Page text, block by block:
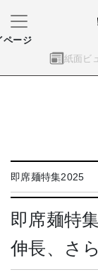
紙面ビ
ページ
即席麺特集2025
即席麺特
伸長、さ